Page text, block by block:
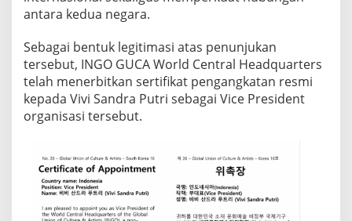
antara kedua negara.
Sebagai bentuk legitimasi atas penunjukan
tersebut, INGO GUCA World Central Headquarters
telah menerbitkan sertifikat pengangkatan resmi
kepada Vivi Sandra Putri sebagai Vice President
organisasi tersebut.